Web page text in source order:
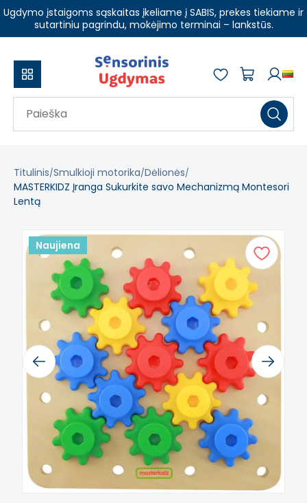
Ugdymo įstaigoms sąskaitas įkeliame į SABIS, prekes tiekiame ir
sutartiniu pagrindu, mokėjimo terminai – lankstūs.
Titulinis Smulkioji motorika Dėlionės
MASTERKIDZ Įranga Sukurkite savo Mechanizmą Montesori
Lentą
Naujiena
Previous Next